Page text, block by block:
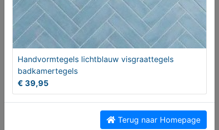
Riese Birdy Müller en of Brompton Vouwfietsen
Handvormtegels lichtblauw visgraattegels
badkamertegels
€ 39,95
Terug naar Homepage